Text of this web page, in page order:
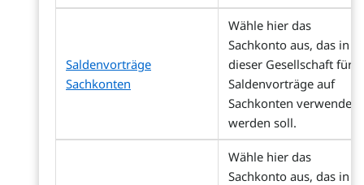
Saldenvorträge
Sachkonten
Wähle hier das
Sachkonto aus, das in
dieser Gesellschaft für
Saldenvorträge auf
Sachkonten verwendet
werden soll.
Wähle hier das
Sachkonto aus, das in